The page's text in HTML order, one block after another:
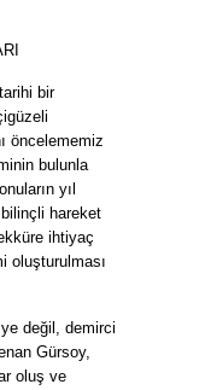
bir
öncelememiz
bulunla
yıl
hareket
ihtiyaç
oluşturulması
değil, demirci
Gürsoy,
oluş ve